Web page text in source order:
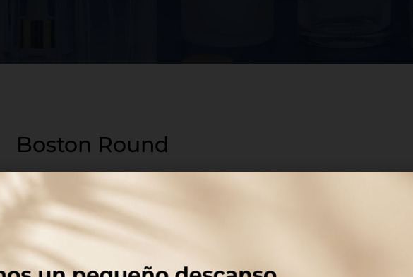
Boston Round
Botella clásica de líneas suaves y gran versatilidad.
SOLICITAR INFORMACIÓN